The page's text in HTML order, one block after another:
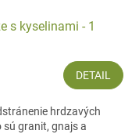
s kyselinami - 1
DETAIL
hrdzavých
sú granit, gnajs a